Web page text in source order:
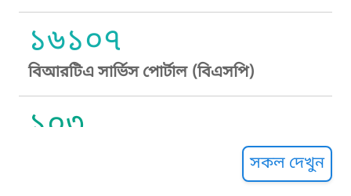
১৬১০৭
বিআরটিএ সার্ভিস পোর্টাল (বিএসপি)
১০৩
সকল দেখুন